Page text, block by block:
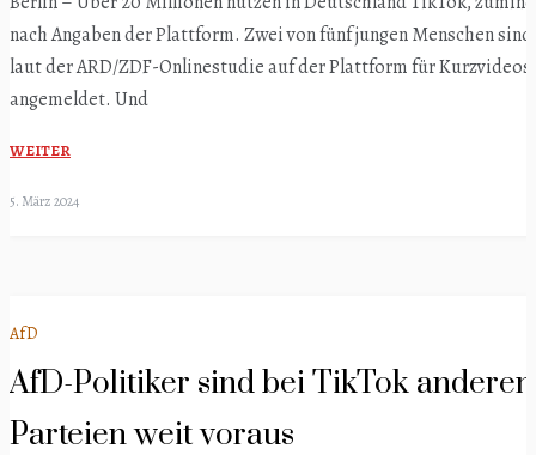
nach Angaben der Plattform. Zwei von fünf jungen Menschen sind
laut der ARD/ZDF-Onlinestudie auf der Plattform für Kurzvideos
angemeldet. Und
WEITER
5. März 2024
AfD
AfD-Politiker sind bei TikTok anderen
Parteien weit voraus